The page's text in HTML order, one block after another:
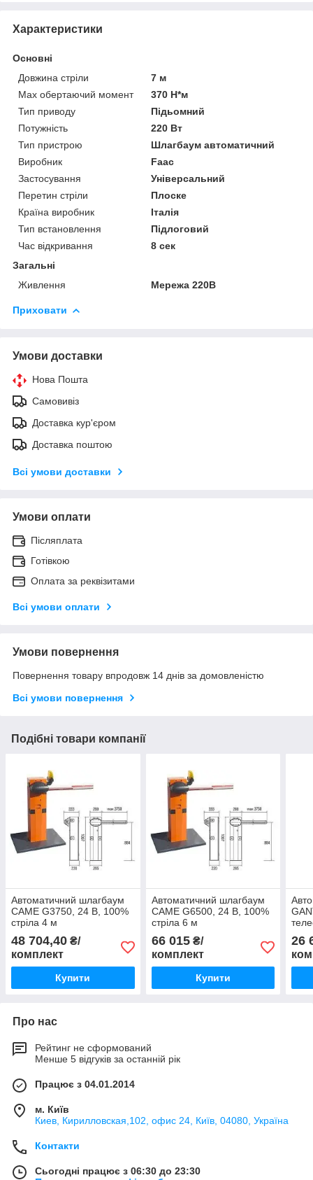
Характеристики
Основні
Довжина стріли
7 м
Мах обертаючий момент
370 Н*м
Тип приводу
Підьомний
Потужність
220 Вт
Тип пристрою
Шлагбаум автоматичний
Виробник
Faac
Застосування
Універсальний
Перетин стріли
Плоске
Країна виробник
Італія
Тип встановлення
Підлоговий
Час відкривання
8 сек
Загальні
Живлення
Мережа 220В
Приховати
Умови доставки
Нова Пошта
Самовивіз
Доставка кур'єром
Доставка поштою
Всі умови доставки
Умови оплати
Післяплата
Готівкою
Оплата за реквізитами
Всі умови оплати
Умови повернення
Повернення товару впродовж 14 днів за домовленістю
Всі умови повернення
Подібні товари компанії
Автоматичний шлагбаум
CAME G3750, 24 В, 100%
стріла 4 м
48 704,40 ₴/
комплект
Купити
Автоматичний шлагбаум
CAME G6500, 24 В, 100%
стріла 6 м
66 015₴/
комплект
Купити
26
Про нас
Рейтинг не сформований
Менше 5 відгуків за останній рік
Працює з 04.01.2014
м. Київ
Киев, Кирилловская,102, офис 24, Київ, 04080, Україна
Контакти
Сьогодні працює з 06:30 до 23:30